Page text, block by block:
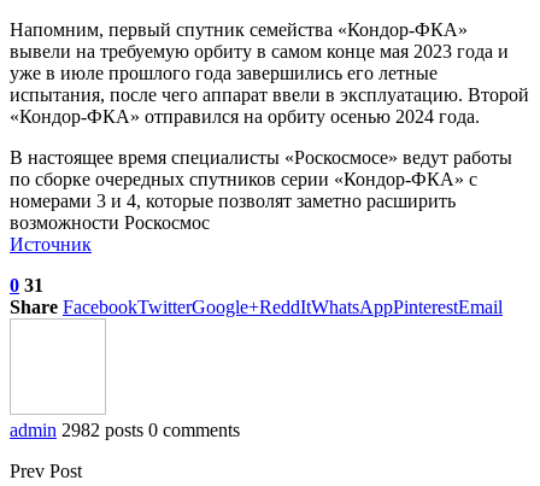
Напомним, первый спутник семейства «Кондор-ФКА»
вывели на требуемую орбиту в самом конце мая 2023 года и
уже в июле прошлого года завершились его летные
испытания, после чего аппарат ввели в эксплуатацию. Второй
«Кондор-ФКА» отправился на орбиту осенью 2024 года.
В настоящее время специалисты «Роскосмосе» ведут работы
по сборке очередных спутников серии «Кондор-ФКА» с
номерами 3 и 4, которые позволят заметно расширить
возможности Роскосмос
Источник
0 31
Share FacebookTwitterGoogle+ReddItWhatsAppPinterestEmail
admin 2982 posts 0 comments
Prev Post